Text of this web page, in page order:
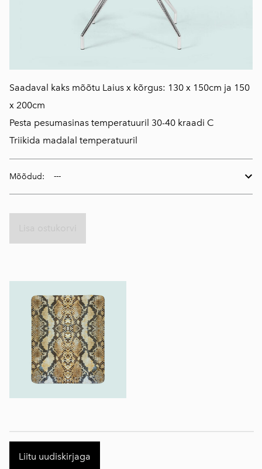
Saadaval kaks mõõtu Laius x kõrgus: 130 x 150cm ja 150
x 200cm
Pesta pesumasinas temperatuuril 30-40 kraadi C
Triikida madalal temperatuuril
Mõõdud:
Liitu uudiskirjaga